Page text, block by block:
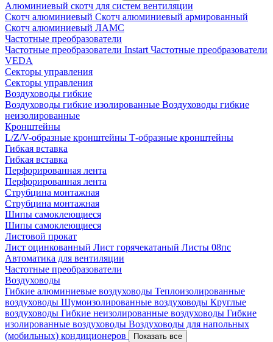
Алюминиевый скотч для систем вентиляции
Скотч алюминиевый Скотч алюминиевый армированный
Скотч алюминиевый ЛАМС
Частотные преобразователи
Частотные преобразователи Instart Частотные преобразователи
VEDA
Секторы управления
Секторы управления
Воздуховоды гибкие
Воздуховоды гибкие изолированные Воздуховоды гибкие
неизолированные
Кронштейны
L/Z/V-образные кронштейны Т-образные кронштейны
Гибкая вставка
Гибкая вставка
Перфорированная лента
Перфорированная лента
Струбцина монтажная
Струбцина монтажная
Шипы самоклеющиеся
Шипы самоклеющиеся
Листовой прокат
Лист оцинкованный Лист горячекатаный Листы 08пс
Автоматика для вентиляции
Частотные преобразователи
Воздуховоды
Гибкие алюминиевые воздуховоды Теплоизолированные
воздуховоды Шумоизолированные воздуховоды Круглые
воздуховоды Гибкие неизолированные воздуховоды Гибкие
изолированные воздуховоды Воздуховоды для напольных
(мобильных) кондиционеров
Показать все